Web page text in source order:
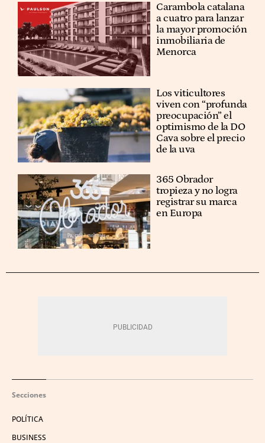
Carambola catalana
a cuatro para lanzar
la mayor promoción
inmobiliaria de
Menorca
Los viticultores
viven con “profunda
preocupación” el
optimismo de la DO
Cava sobre el precio
de la uva
365 Obrador
tropieza y no logra
registrar su marca
en Europa
Secciones
POLÍTICA
BUSINESS